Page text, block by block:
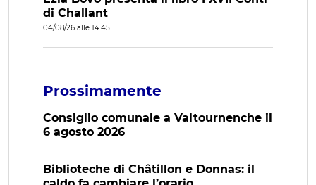
di Challant
04/08/26 alle 14:45
Prossimamente
Consiglio comunale a Valtournenche il
6 agosto 2026
Biblioteche di Châtillon e Donnas: il